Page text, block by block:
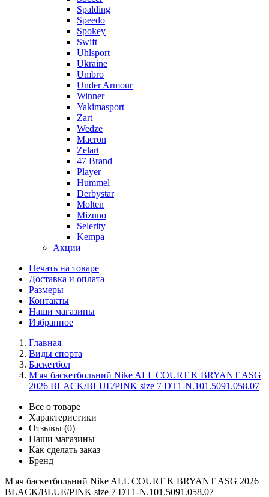
Spalding
Speedo
Spokey
Swift
Uhlsport
Ukraine
Umbro
Under Armour
Winner
Yakimasport
Zart
Wedze
Macron
Zelart
47 Brand
Player
Hummel
Derbystar
Molten
Mizuno
Selerity
Kempa
Акции
Печать на товаре
Доставка и оплата
Размеры
Контакты
Наши магазины
Избранное
Главная
Виды спорта
Баскетбол
М'яч баскетбольний Nike ALL COURT K BRYANT ASG
2026 BLACK/BLUE/PINK size 7 DT1-N.101.5091.058.07
Все о товаре
Характеристики
Отзывы (0)
Наши магазины
Как сделать заказ
Бренд
М'яч баскетбольний Nike ALL COURT K BRYANT ASG 2026
BLACK/BLUE/PINK size 7 DT1-N.101.5091.058.07